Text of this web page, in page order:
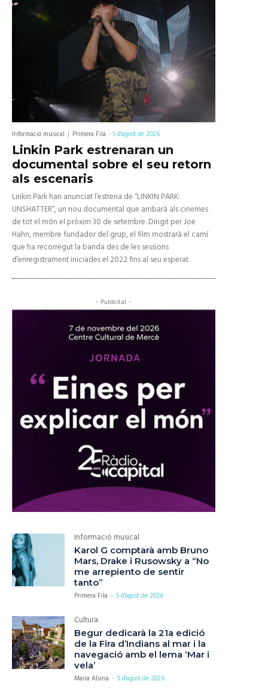
Informació musical Primera Fila -5 d'agost de 2026
Linkin Park estrenaran un
documental sobre el seu retorn
als escenaris
Linkin Park han anunciat l’estrena de “LINKIN PARK:
UNSHATTER”, un nou documental que arribarà als cinemes
de tot el món el pròxim 30 de setembre. Dirigit per Joe
Hahn, membre fundador del grup, el film mostrarà el camí
que ha recorregut la banda des de les sessions
d’enregistrament iniciades el 2022 fins al seu esperat
- Publicitat -
Informació musical
Karol G comptarà amb Bruno
Mars, Drake i Rusowsky a “No
me arrepiento de sentir
tanto”
Primera Fila - 5 d'agost de 2026
Cultura
Begur dedicarà la 21a edició
de la Fira d’Indians al mar i la
navegació amb el lema ‘Mar i
vela’
Maria Alsina - 5 d'agost de 2026